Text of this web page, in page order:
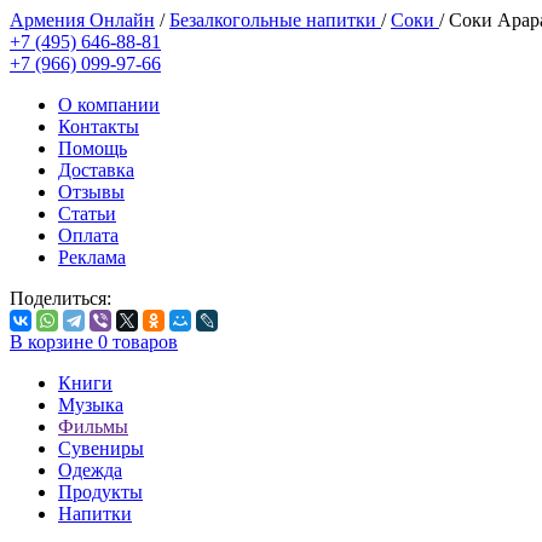
Армения Онлайн /Безалкогольные напитки /Соки /Соки
+7 (495) 646-88-81
+7 (966) 099-97-66
О компании
Контакты
Помощь
Доставка
Отзывы
Статьи
Оплата
Реклама
Поделиться:
В корзине 0 товаров
Книги
Музыка
Фильмы
Сувениры
Одежда
Продукты
Напитки